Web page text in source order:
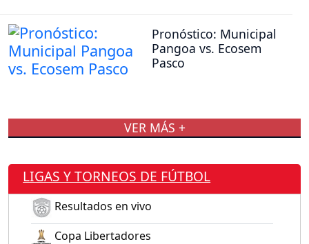
Pronóstico: Municipal
Pangoa vs. Ecosem
Pasco
VER MÁS +
LIGAS Y TORNEOS DE FÚTBOL
Resultados en vivo
Copa Libertadores